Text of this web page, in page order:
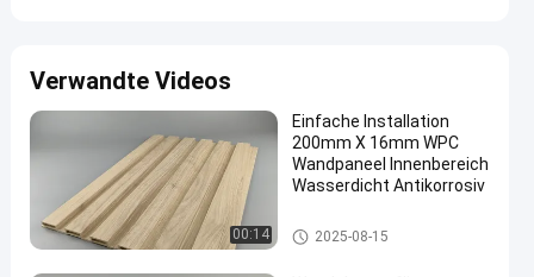
schimmelfrei
2025-
08-18
38
Ansichten
Wir Reden
Jetzt.
Teilen
#
Hölzerne
Verwandte Videos
00:14
Einfache Installation
200mm X 16mm WPC
Wandpaneel Innenbereich
Wasserdicht Antikorrosiv
WPC-Wand
2025-08-15